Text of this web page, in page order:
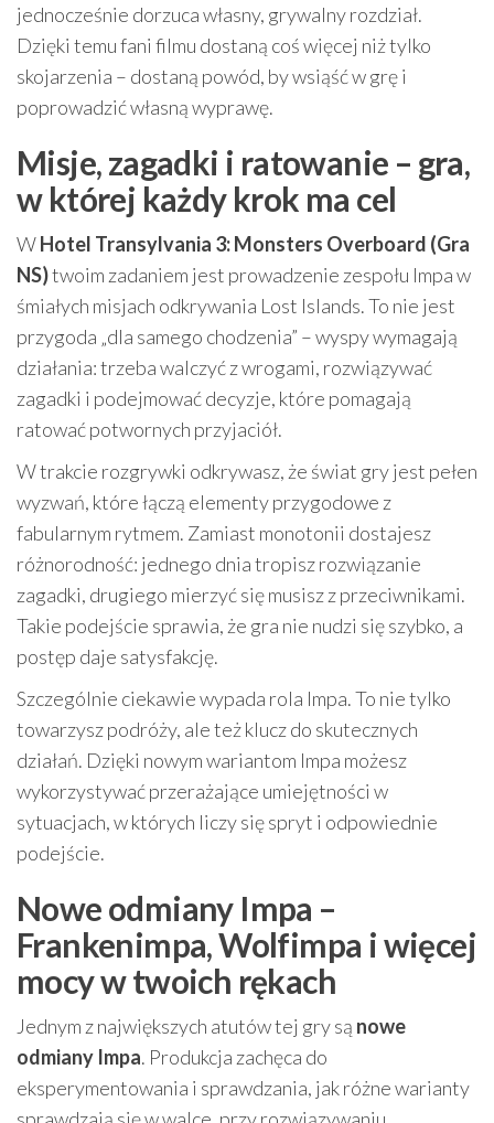
jednocześnie dorzuca własny, grywalny rozdział.
Dzięki temu fani filmu dostaną coś więcej niż tylko
skojarzenia – dostaną powód, by wsiąść w grę i
poprowadzić własną wyprawę.
Misje, zagadki i ratowanie – gra,
w której każdy krok ma cel
WHotel Transylvania 3: Monsters Overboard (Gra
NS)twoim zadaniem jest prowadzenie zespołu Impa w
śmiałych misjach odkrywania Lost Islands. To nie jest
przygoda „dla samego chodzenia” – wyspy wymagają
działania: trzeba walczyć z wrogami, rozwiązywać
zagadki i podejmować decyzje, które pomagają
ratować potwornych przyjaciół.
W trakcie rozgrywki odkrywasz, że świat gry jest pełen
wyzwań, które łączą elementy przygodowe z
fabularnym rytmem. Zamiast monotonii dostajesz
różnorodność: jednego dnia tropisz rozwiązanie
zagadki, drugiego mierzyć się musisz z przeciwnikami.
Takie podejście sprawia, że gra nie nudzi się szybko, a
postęp daje satysfakcję.
Szczególnie ciekawie wypada rola Impa. To nie tylko
towarzysz podróży, ale też klucz do skutecznych
działań. Dzięki nowym wariantom Impa możesz
wykorzystywać przerażające umiejętności w
sytuacjach, w których liczy się spryt i odpowiednie
podejście.
Nowe odmiany Impa –
Frankenimpa, Wolfimpa i więcej
mocy w twoich rękach
Jednym z największych atutów tej gry są nowe
odmiany Impa. Produkcja zachęca do
eksperymentowania i sprawdzania, jak różne warianty